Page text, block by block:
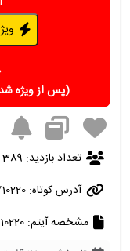
(پس از ویژه
تعداد بازدید: 389 |
آدرس کوتاه:
مشخصه آیتم: 10220 |